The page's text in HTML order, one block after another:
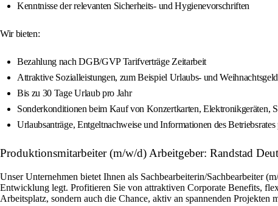
Kenntnisse der relevanten Sicherheits- und Hygienevorschriften
Wir bieten:
Bezahlung nach DGB/GVP Tarifverträge Zeitarbeit
Attraktive Sozialleistungen, zum Beispiel Urlaubs- und Weihnachtsgeld
Bis zu 30 Tage Urlaub pro Jahr
Sonderkonditionen beim Kauf von Konzertkarten, Elektronikgeräten,
Urlaubsanträge, Entgeltnachweise und Informationen des
Produktionsmitarbeiter (m/w/d) Arbeitgeber: Randstad
Unser Unternehmen bietet Ihnen als Sachbearbeiterin/Sachbearbeiter
Entwicklung legt. Profitieren Sie von attraktiven Corporate Benefits,
Arbeitsplatz, sondern auch die Chance, aktiv an spannenden